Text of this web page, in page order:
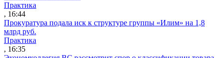
Практика
, 16:44
Прокуратура подала иск к структуре группы «Илим» на 1,8
млрд руб.
Практика
, 16:35